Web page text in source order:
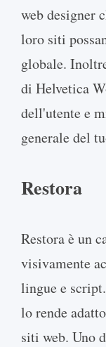
web designer
loro siti
globale.
di Helvetica
dell'utente e
generale del
Restora
Restora è un
visivamente
lingue e
lo rende
siti web. Uno